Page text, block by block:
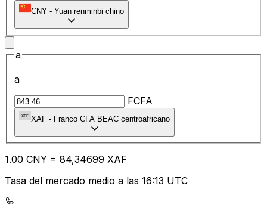
CNY - Yuan renminbi chino
a
a
FCFA
XAF - Franco CFA BEAC centroafricano
1.00 CNY = 84,34699 XAF
Tasa del mercado medio a las 16:13 UTC